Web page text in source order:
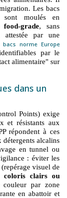
Les bacs
sont moulés en
grade, sans
par une
bacs norme Europe
par le
alimentaire" sur
dans un
Points) exige
et résistants aux
répondent à ces
détergents alcalins
en tunnel ou
: éviter les
visuel de
coloris clairs ou
par zone
en abattoir et